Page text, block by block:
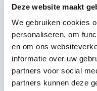
Deze website maakt
We gebruiken cookies
personaliseren, om
en om ons
informatie over uw
partners voor social
partners kunnen deze